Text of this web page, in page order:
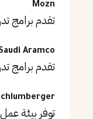
Mozn
تقدم برامج
Aramco
تقدم برامج
توفر بيئة